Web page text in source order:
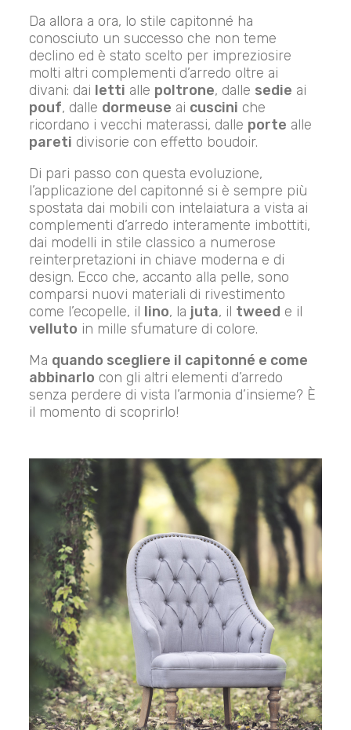
Da allora a ora, lo stile capitonné ha
conosciuto un successo che non teme
declino ed è stato scelto per impreziosire
molti altri complementi d’arredo oltre ai
divani: dai letti alle poltrone, dalle sedie ai
pouf, dalle dormeuse ai cuscini che
ricordano i vecchi materassi, dalle porte alle
pareti divisorie con effetto boudoir.
Di pari passo con questa evoluzione,
l’applicazione del capitonné si è sempre più
spostata dai mobili con intelaiatura a vista ai
complementi d’arredo interamente imbottiti,
dai modelli in stile classico a numerose
reinterpretazioni in chiave moderna e di
design. Ecco che, accanto alla pelle, sono
comparsi nuovi materiali di rivestimento
come l’ecopelle, il lino, la juta, il tweed e il
velluto in mille sfumature di colore.
Ma quando scegliere il capitonné e come
abbinarlo con gli altri elementi d’arredo
senza perdere di vista l’armonia d’insieme? È
il momento di scoprirlo!